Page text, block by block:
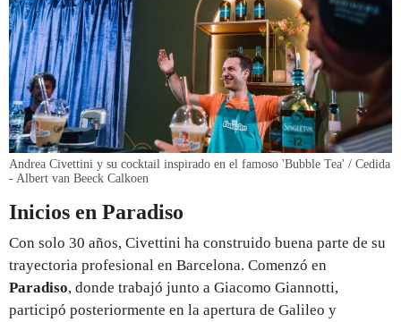
Andrea Civettini y su cocktail inspirado en el famoso 'Bubble Tea' / Cedida
- Albert van Beeck Calkoen
Inicios en Paradiso
Con solo 30 años, Civettini ha construido buena parte de su
trayectoria profesional en Barcelona. Comenzó en
Paradiso, donde trabajó junto a Giacomo Giannotti,
participó posteriormente en la apertura de Galileo y